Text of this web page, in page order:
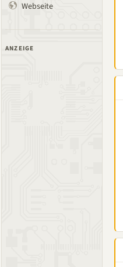
Webseite
ANZEIGE